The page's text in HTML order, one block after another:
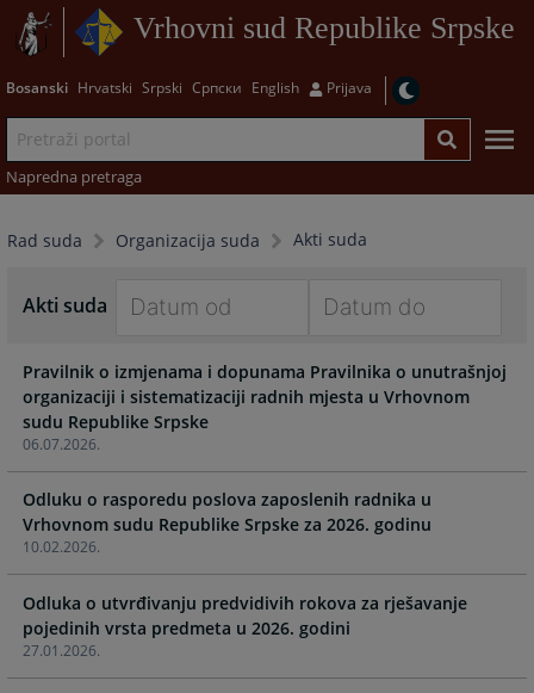
Vrhovni sud Republike Srpske
Bosanski Hrvatski Srpski Српски English Prijava
Napredna pretraga
Rad suda Organizacija suda Akti suda
Akti suda
forward
to
interact
the
calendar
and
a
date.
Press
forward
to
the
calendar
and
a
date.
Press
06.07.2026.
Pravilnik o izmjenama i dopunama Pravilnika o unutrašnjoj
organizaciji i sistematizaciji radnih mjesta u Vrhovnom
sudu Republike Srpske
10.02.2026.
Odluku o rasporedu poslova zaposlenih radnika u
Vrhovnom sudu Republike Srpske za 2026. godinu
27.01.2026.
Odluka o utvrđivanju predvidivih rokova za rješavanje
pojedinih vrsta predmeta u 2026. godini